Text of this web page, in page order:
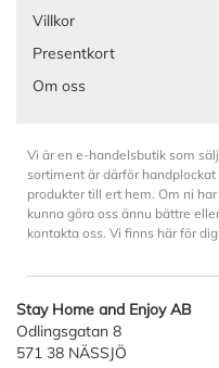
Villkor
Presentkort
Om oss
Vi är en e-handelsbutik som
sortiment är därför
produkter till ert hem. Om ni
kunna göra oss ännu bättre
kontakta oss. Vi finns här för
Stay Home and Enjoy AB
Odlingsgatan 8
571 38 NÄSSJÖ